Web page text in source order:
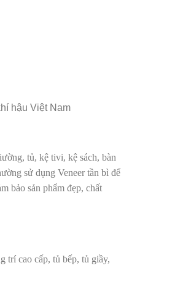
hậu Việt Nam
tủ, kệ tivi, kệ sách, bàn
sử dụng Veneer tần bì để
bảo sản phẩm đẹp, chất
trí cao cấp, tủ bếp, tủ giầy,